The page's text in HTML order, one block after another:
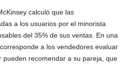
calculó que las
a los usuarios por el minorista
del 35% de sus ventas. En una
a los vendedores evaluar
pueden recomendar a su pareja, que